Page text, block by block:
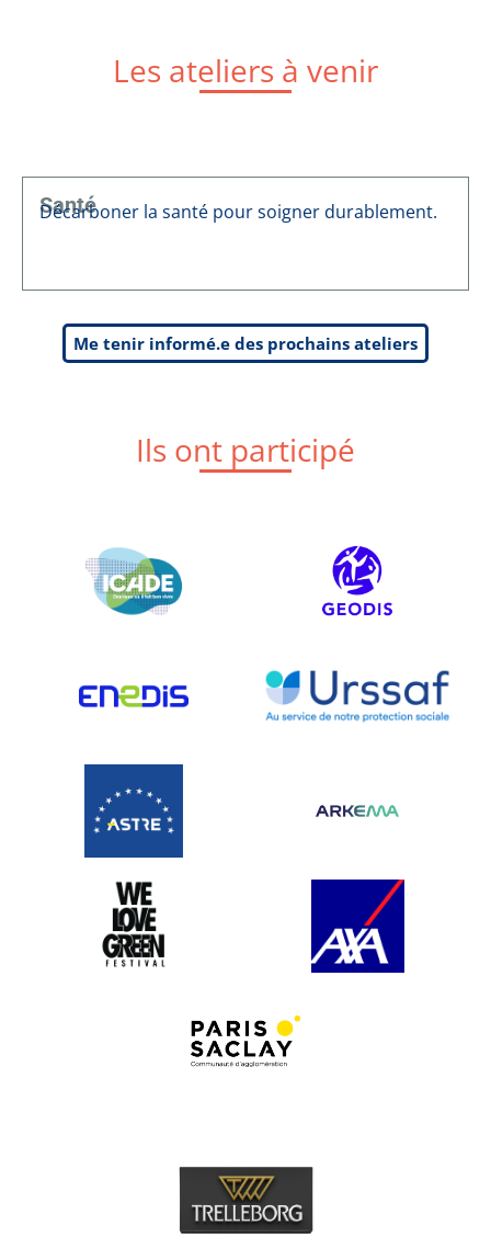
Les ateliers à venir
Santé
Décarboner la santé pour soigner durablement.
Me tenir informé.e des prochains ateliers
Ils ont participé